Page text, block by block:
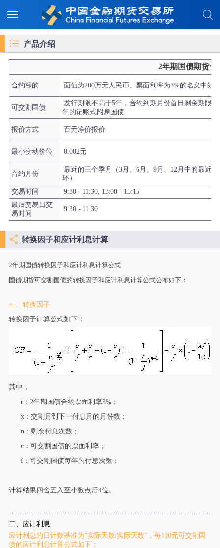
产品介绍
2年期国债期货合
合约标的 面值为200万元人民币、票面利率为3%的名义中短
可交割国债
发行期限不高于5年，合约到期月份首日剩余期限为
年的记账式附息国债
报价方式 百元净价报价
最小变动价位 0.002元
合约月份
最近的三个季月（3月、6月、9月、12月中的最近
环）
交易时间
9:30 - 11:30, 13:00 - 15:15
最后交易日交
易时间
9:30 - 11:30
转换因子和应计利息计算
2年期国债转换因子和应计利息计算公式
国债期货可交割国债的转换因子和应计利息计算公式公布如下：
一、转换因子
转换因子计算公式如下：
其中，
r：2年期国债合约票面利率3%；
x：交割月到下一付息月的月份数；
n：剩余付息次数；
c：可交割国债的票面利率；
f：可交割国债每年的付息次数；
计算结果四舍五入至小数点后4位。
二、应计利息
应计利息的日计数基准为“实际天数/实际天数”，每100元可交割国
债的应计利息计算公式如下：